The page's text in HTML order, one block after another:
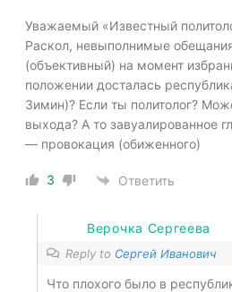
Уважаемый «Известный
Раскол, невыполнимые
(объективный) на момент
положении досталась
Зимин)? Если ты политолог?
выхода? А то завуалированное
— провокация (обиженного)
3 Ответить
Верочка Сергеева
Reply to Сергей Иванович
Что плохого было в